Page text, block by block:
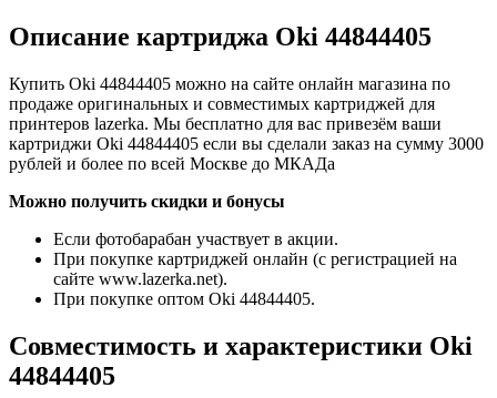
Описание картриджа Oki 44844405
Купить Oki 44844405 можно на сайте онлайн магазина по
продаже оригинальных и совместимых картриджей для
принтеров lazerka. Мы бесплатно для вас привезём ваши
картриджи Oki 44844405 если вы сделали заказ на сумму 3000
рублей и более по всей Москве до МКАДа
Можно получить скидки и бонусы
Если фотобарабан участвует в акции.
При покупке картриджей онлайн (с регистрацией на
сайте www.lazerka.net).
При покупке оптом Oki 44844405.
Совместимость и характеристики Oki
44844405